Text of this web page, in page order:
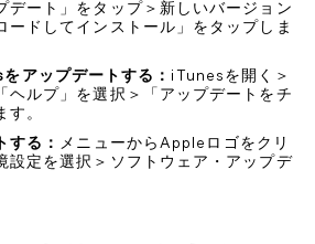
デート」をタップ＞新しいバージョン
ードしてインストール」をタップしま
アップデートする： iTunesを開く＞
ヘルプ」を選択＞「アップデートをチ
す。
する： メニューからAppleロゴをクリ
設定を選択＞ソフトウェア・アップデ